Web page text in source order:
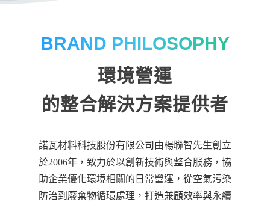
BRAND PHILOSOPHY
環境營運
的整合解決方案提供者
諾瓦材料科技股份有限公司由楊聯智先生創立
於2006年，致力於以創新技術與整合服務，協
助企業優化環境相關的日常營運，從空氣污染
防治到廢棄物循環處理，打造兼顧效率與永續